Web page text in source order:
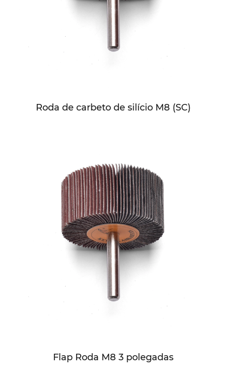
Roda de carbeto de silício M8 (SC)
Flap Roda M8 3 polegadas